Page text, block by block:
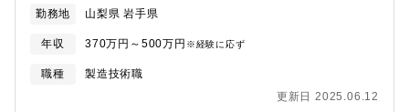
ら装置を設置する海外工場へ、4～8名くらいのメンバーと一緒に
チームで向かいます。現地で行う業務も本社研修したことです
し、ベテラン社員も同行しますので安心です。■渡航先は、イタリ
ア、イギリス、フランス、アメリカ、シンガポール、中国、韓
国ごとで最長3ヶ月間を予定していますが、進捗状況によって変わ
勤務地 山梨県 岩手県
年収 370万円～500万円 ※経験に応ず
職種
製造技術職
更新日 2025.06.12